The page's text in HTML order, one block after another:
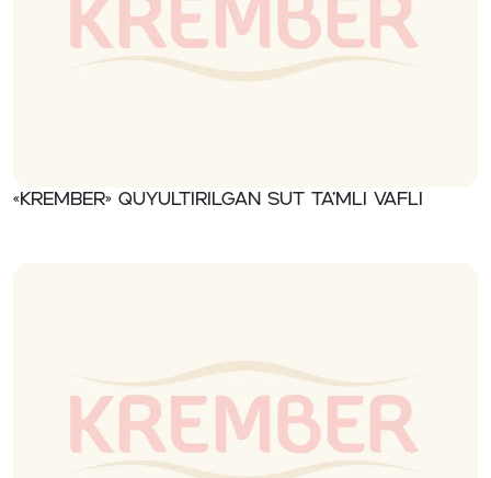
«Krember» Quyultirilgan sut ta’mli vafli